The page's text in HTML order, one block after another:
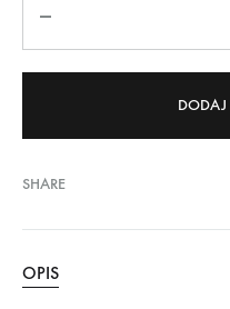
DODAJ
SHARE
OPIS